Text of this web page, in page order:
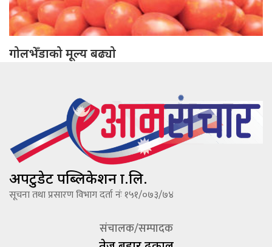
गोलभेँडाको मूल्य बढ्यो
अपटुडेट पब्लिकेशन प्रा.लि.
सूचना तथा प्रसारण विभाग दर्ता नंः १५१/०७३/७४
संचालक/सम्पादक